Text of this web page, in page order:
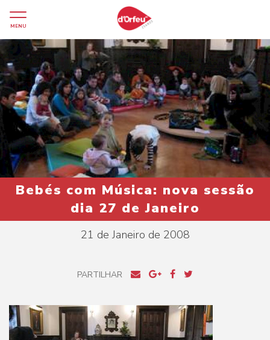
MENU
Bebés com Música: nova sessão
dia 27 de Janeiro
21 de Janeiro de 2008
PARTILHAR